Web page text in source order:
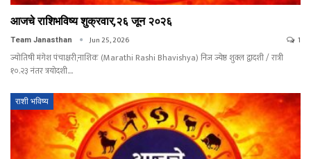
आजचे राशिभविष्य शुक्रवार,२६ जून २०२६
Team Janasthan Jun 25, 2026 1
ज्योतिषी मंगेश पंचाक्षरी,नाशिक (Marathi Rashi Bhavishya) निज ज्येष्ठ शुक्ल द्वादशी / रात्री
१०.२३ नंतर त्रयोदशी.…
राशी भविष्य